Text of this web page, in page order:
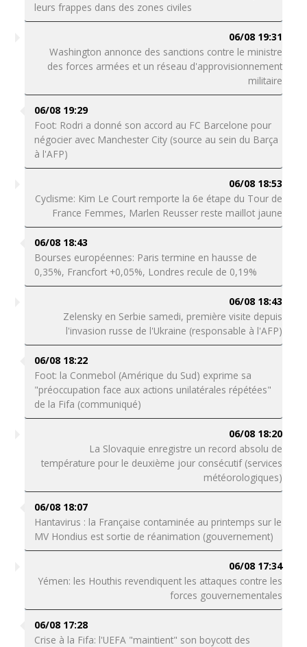
leurs frappes dans des zones civiles
06/08 19:31
Washington annonce des sanctions contre le ministre
des forces armées et un réseau d'approvisionnement
militaire
06/08 19:29
Foot: Rodri a donné son accord au FC Barcelone pour
négocier avec Manchester City (source au sein du Barça
à l'AFP)
06/08 18:53
Cyclisme: Kim Le Court remporte la 6e étape du Tour de
France Femmes, Marlen Reusser reste maillot jaune
06/08 18:43
Bourses européennes: Paris termine en hausse de
0,35%, Francfort +0,05%, Londres recule de 0,19%
06/08 18:43
Zelensky en Serbie samedi, première visite depuis
l'invasion russe de l'Ukraine (responsable à l'AFP)
06/08 18:22
Foot: la Conmebol (Amérique du Sud) exprime sa
"préoccupation face aux actions unilatérales répétées"
de la Fifa (communiqué)
06/08 18:20
La Slovaquie enregistre un record absolu de
température pour le deuxième jour consécutif (services
météorologiques)
06/08 18:07
Hantavirus : la Française contaminée au printemps sur le
MV Hondius est sortie de réanimation (gouvernement)
06/08 17:34
Yémen: les Houthis revendiquent les attaques contre les
forces gouvernementales
06/08 17:28
Crise à la Fifa: l'UEFA "maintient" son boycott des